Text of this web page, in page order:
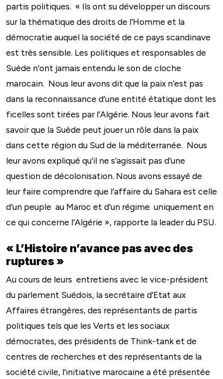
partis politiques. « Ils ont su développer un discours
sur la thématique des droits de l’Homme et la
démocratie auquel la société de ce pays scandinave
est très sensible. Les politiques et responsables de
Suède n’ont jamais entendu le son de cloche
marocain. Nous leur avons dit que la paix n’est pas
dans la reconnaissance d’une entité étatique dont les
ficelles sont tirées par l’Algérie. Nous leur avons fait
savoir que la Suède peut jouer un rôle dans la paix
dans cette région du Sud de la méditerranée. Nous
leur avons expliqué qu’il ne s’agissait pas d’une
question de décolonisation. Nous avons essayé de
leur faire comprendre que l’affaire du Sahara est celle
d’un peuple au Maroc et d’un régime uniquement en
ce qui concerne l’Algérie », rapporte la leader du PSU.
« L’Histoire n’avance pas avec des
ruptures »
Au cours de leurs entretiens avec le vice-président
du parlement Suédois, la secrétaire d’Etat aux
Affaires étrangères, des représentants de partis
politiques tels que les Verts et les sociaux
démocrates, des présidents de Think-tank et de
centres de recherches et des représentants de la
société civile, l’initiative marocaine a été présentée